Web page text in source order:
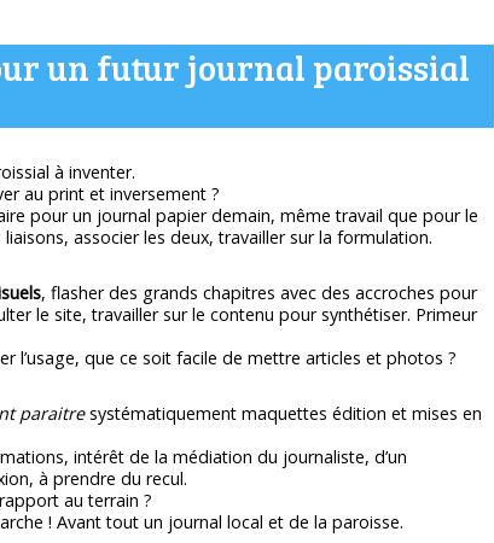
un futur journal paroissial
à inventer.
au print et inversement ?
pour un journal papier demain, même travail que pour le
associer les deux, travailler sur la formulation.
, flasher des grands chapitres avec des accroches pour
le site, travailler sur le contenu pour synthétiser. Primeur
l’usage, que ce soit facile de mettre articles et photos ?
paraitresystématiquement maquettes édition et mises en
intérêt de la médiation du journaliste, d’un
à prendre du recul.
au terrain ?
! Avant tout un journal local et de la paroisse.